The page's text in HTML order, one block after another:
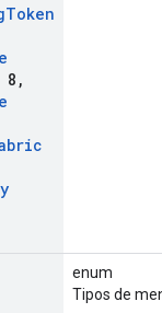
Token
8 ,
enum
Tipos de